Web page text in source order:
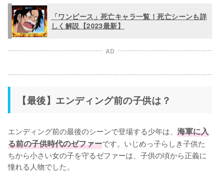
「ワンピース」死亡キャラ一覧！死亡シーンも詳
しく解説【2023最新】
AD
【最後】エンディング前の子供は？
エンディング前の最後のシーンで登場する少年は、 海軍に入
る前の子供時代のゼファーです。いじめっ子らしき子供た
ちから小さい女の子を守るゼファーは、子供の頃から正義に
憧れる人物でした。